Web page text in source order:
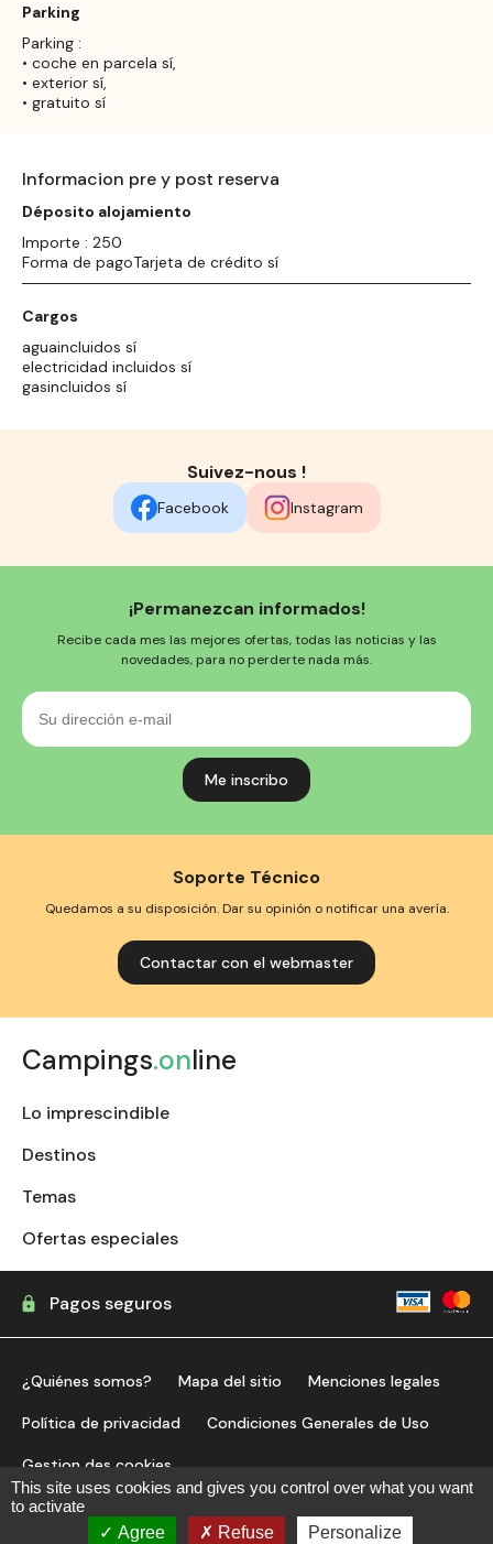
encontrar mi camping
Parking
Parking :
• coche en parcela sí,
• exterior sí,
• gratuito sí
Informacion pre y post reserva
Déposito alojamiento
Importe : 250
Forma de pagoTarjeta de crédito sí
Cargos
aguaincluidos sí
electricidad incluidos sí
gasincluidos sí
Suivez-nous !
Facebook Instagram
¡Permanezcan informados!
Recibe cada mes las mejores ofertas, todas las noticias y las
novedades, para no perderte nada más.
Su
dirección
e-
Soporte Técnico
Quedamos a su disposición. Dar su opinión o notificar una avería.
Contactar con el webmaster
Campings.online
Lo imprescindible
Destinos
Temas
Ofertas especiales
Pagos seguros
¿Quiénes somos? Mapa del sitio Menciones legales
Política de privacidad Condiciones Generales de Uso
Gestion des cookies
This site uses cookies and gives you control over what you want
to activate
Agree
Refuse Personalize